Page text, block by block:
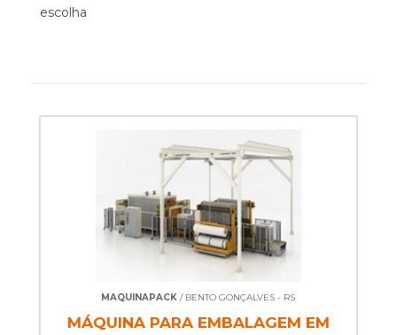
escolha
MAQUINAPACK / BENTO GONÇALVES - RS
MÁQUINA PARA EMBALAGEM EM